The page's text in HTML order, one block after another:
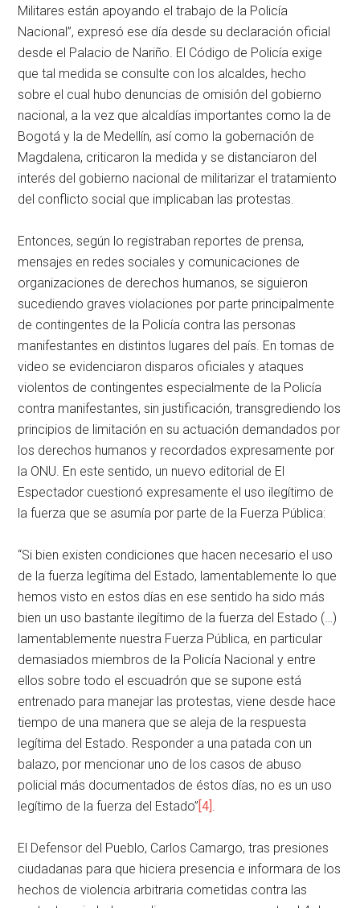
Militares están apoyando el trabajo de la Policía
Nacional”, expresó ese día desde su declaración oficial
desde el Palacio de Nariño. El Código de Policía exige
que tal medida se consulte con los alcaldes, hecho
sobre el cual hubo denuncias de omisión del gobierno
nacional, a la vez que alcaldías importantes como la de
Bogotá y la de Medellín, así como la gobernación de
Magdalena, criticaron la medida y se distanciaron del
interés del gobierno nacional de militarizar el tratamiento
del conflicto social que implicaban las protestas.
Entonces, según lo registraban reportes de prensa,
mensajes en redes sociales y comunicaciones de
organizaciones de derechos humanos, se siguieron
sucediendo graves violaciones por parte principalmente
de contingentes de la Policía contra las personas
manifestantes en distintos lugares del país. En tomas de
video se evidenciaron disparos oficiales y ataques
violentos de contingentes especialmente de la Policía
contra manifestantes, sin justificación, transgrediendo los
principios de limitación en su actuación demandados por
los derechos humanos y recordados expresamente por
la ONU. En este sentido, un nuevo editorial de El
Espectador cuestionó expresamente el uso ilegítimo de
la fuerza que se asumía por parte de la Fuerza Pública:
“Si bien existen condiciones que hacen necesario el uso
de la fuerza legítima del Estado, lamentablemente lo que
hemos visto en estos días en ese sentido ha sido más
bien un uso bastante ilegítimo de la fuerza del Estado (…)
lamentablemente nuestra Fuerza Pública, en particular
demasiados miembros de la Policía Nacional y entre
ellos sobre todo el escuadrón que se supone está
entrenado para manejar las protestas, viene desde hace
tiempo de una manera que se aleja de la respuesta
legítima del Estado. Responder a una patada con un
balazo, por mencionar uno de los casos de abuso
policial más documentados de éstos días, no es un uso
legítimo de la fuerza del Estado” [4] .
El Defensor del Pueblo, Carlos Camargo, tras presiones
ciudadanas para que hiciera presencia e informara de los
hechos de violencia arbitraria cometidas contra las